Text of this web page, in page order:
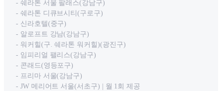
- 쉐라톤 서울 팔래스(강남구)
- 쉐라톤 디큐브시티(구로구)
- 신라호텔(중구)
- 알로프트 강남(강남구)
- 워커힐(구. 쉐라톤 워커힐)(광진구)
- 임피리얼 팰리스(강남구)
- 콘래드(영등포구)
- 프리마 서울(강남구)
- JW 메리어트 서울(서초구) | 월 1회 제공